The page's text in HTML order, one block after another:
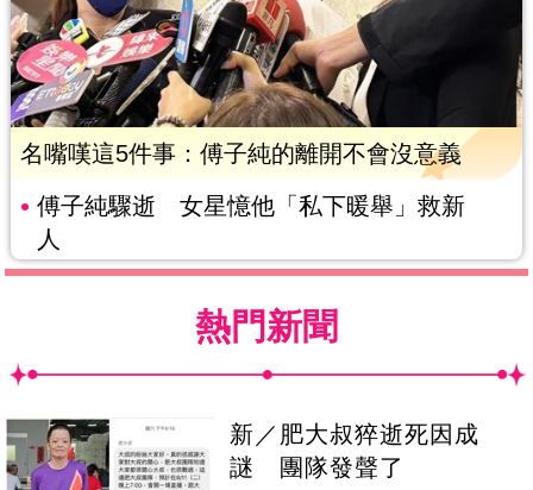
名嘴嘆這5件事：傅子純的離開不會沒意義
傅子純驟逝 女星憶他「私下暖舉」救新
人
熱門新聞
新／肥大叔猝逝死因成
謎 團隊發聲了